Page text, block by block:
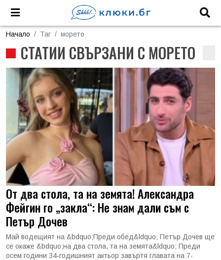
Начало Таг морето
СТАТИИ СВЪРЗАНИ С МОРЕТО
От два стола, та на земята! Александра
Фейгин го „закла“: Не знам дали съм с
Петър Дочев
Май водещият на &bdquo;Преди обед&ldquo; Петър Дочев ще
се окаже &bdquo;на два стола, та на земята&ldquo; Преди
осем години 34-годишният актьор завъртя главата на 7-